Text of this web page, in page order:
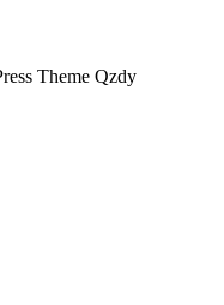
Theme Qzdy